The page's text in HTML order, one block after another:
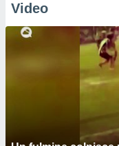
Video